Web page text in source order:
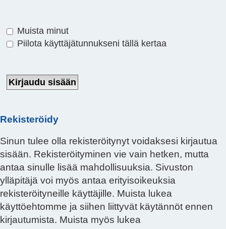
Muista minut
Piilota käyttäjätunnukseni tällä kertaa
Rekisteröidy
Sinun tulee olla rekisteröitynyt voidaksesi kirjautua
sisään. Rekisteröityminen vie vain hetken, mutta
antaa sinulle lisää mahdollisuuksia. Sivuston
ylläpitäjä voi myös antaa erityisoikeuksia
rekisteröityneille käyttäjille. Muista lukea
käyttöehtomme ja siihen liittyvät käytännöt ennen
kirjautumista. Muista myös lukea